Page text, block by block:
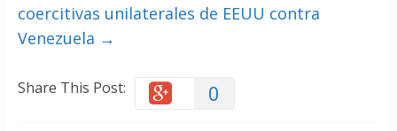
coercitivas unilaterales de EEUU contra
Venezuela →
Share This Post: 0